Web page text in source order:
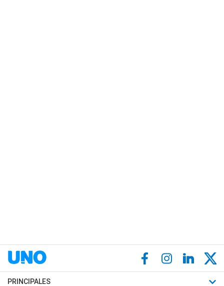
PRINCIPALES